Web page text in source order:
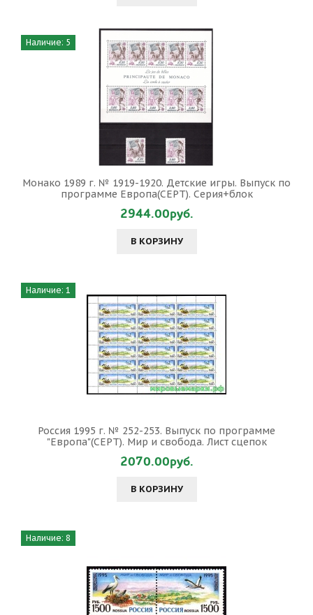
Наличие: 5
Монако 1989 г. № 1919-1920. Детские игры. Выпуск по
программе Европа(СЕРТ). Серия+блок
2944.00руб.
В КОРЗИНУ
Наличие: 1
Россия 1995 г. № 252-253. Выпуск по программе
"Европа"(CEPT). Мир и свобода. Лист сцепок
2070.00руб.
В КОРЗИНУ
Наличие: 8